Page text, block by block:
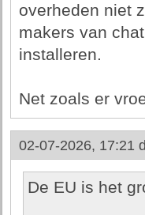
overheden niet
makers van
installeren.
Net zoals er
02-07-2026, 17:21
De EU is het